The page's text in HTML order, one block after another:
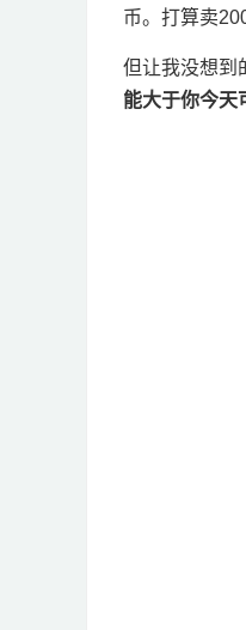
币。打算卖
但让我没想到
能大于你今天